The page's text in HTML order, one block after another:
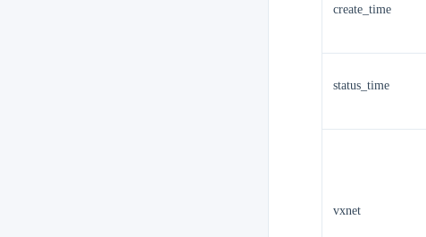
create_time
status_time
vxnet